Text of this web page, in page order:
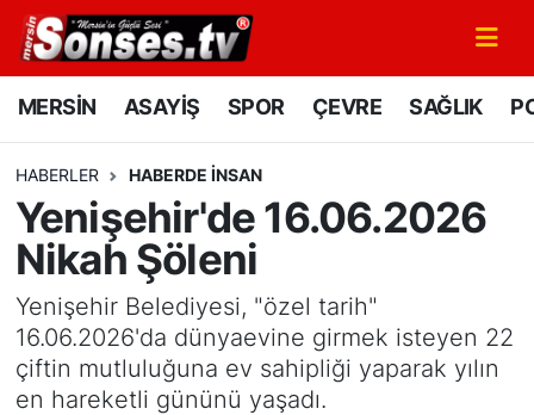
MERSİN ASAYİŞ SPOR ÇEVRE SAĞLIK
HABERLER HABERDE INSAN
Yenişehir'de 16.06.2026
Nikah Şöleni
Yenişehir Belediyesi, "özel tarih"
16.06.2026'da dünyaevine girmek isteyen 22
çiftin mutluluğuna ev sahipliği yaparak yılın
en hareketli gününü yaşadı.
MERSİN
SPOR
GÜNÜN MANŞETİ
DÜNYA
KÜLTÜR - SANAT
Mersin Nöbetçi Eczaneler
Mersin Namaz Vakitleri
Mersin Trafik Yoğunluk Haritası
Süper Lig Puan Durumu ve Fikstür
Tüm Manşetler